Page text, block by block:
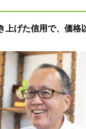
上げた信用で、価格